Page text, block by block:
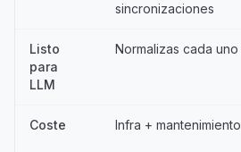
sincronizaciones
Listo
para
LLM
Normalizas cada uno
Coste Infra + mantenimiento